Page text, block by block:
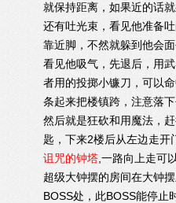
就保持距离，如果近的话
还有吐光束，看见他准备
靠近脚，不然就躲到他会
看见他吸气，先退后，用
者用的投掷小镰刀，可以
条起来把楼镇跨，注意落
然后就是狂砍和用魔法，
匙，下来2楼后从左边走开
诅咒的钟塔 ,一路向上走可
超级大钟摆的房间在大钟
BOSS处，此BOSS能停止